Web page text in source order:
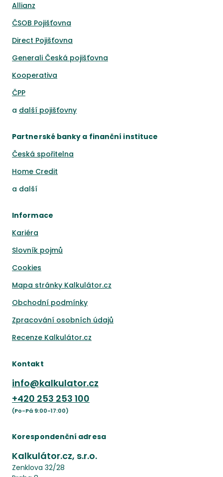
Allianz
ČSOB Pojišťovna
Direct Pojišťovna
Generali Česká pojišťovna
Kooperativa
ČPP
a další pojišťovny
Partnerské banky a finanční instituce
Česká spořitelna
Home Credit
a další
Informace
Kariéra
Slovník pojmů
Cookies
Mapa stránky Kalkulátor.cz
Obchodní podmínky
Zpracování osobních údajů
Recenze Kalkulátor.cz
Kontakt
info@kalkulator.cz
+420 253 253 100
(Po-Pá 9:00-17:00)
Korespondenční adresa
Kalkulátor.cz, s.r.o.
Zenklova 32/28